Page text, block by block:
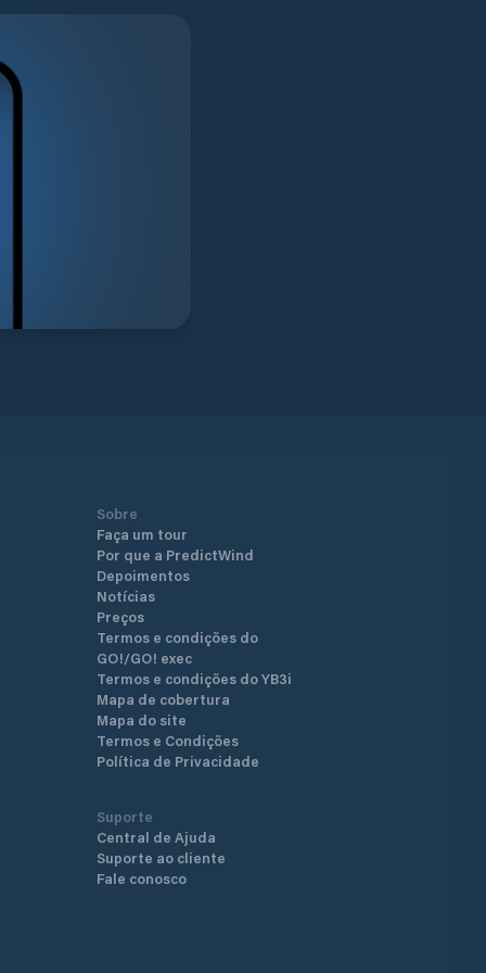
Sobre
Faça um tour
Por que a PredictWind
Depoimentos
Notícias
Preços
Termos e condições do
GO!/GO! exec
Termos e condições do YB3i
Mapa de cobertura
Mapa do site
Termos e Condições
Política de Privacidade
Suporte
Central de Ajuda
Suporte ao cliente
Fale conosco